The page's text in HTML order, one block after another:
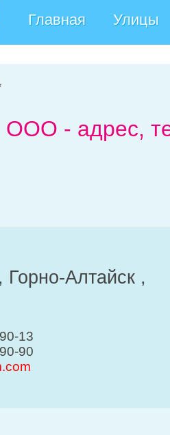
Главная Улицы
- адрес,
Алтайск ,
13
90